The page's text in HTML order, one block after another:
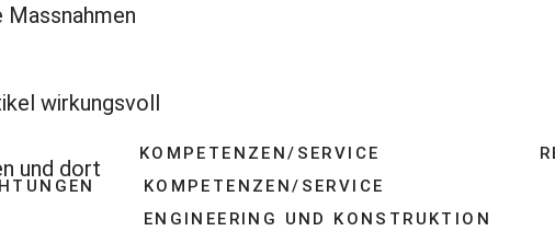
KOMPETENZEN/SERVICE
KOMPETENZEN/SERVICE
ENGINEERING UND KONSTRUKTION
wirkungsvoll
und dort